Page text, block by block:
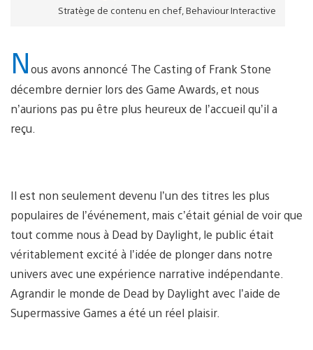
Stratège de contenu en chef, Behaviour Interactive
Nous avons annoncé The Casting of Frank Stone
décembre dernier lors des Game Awards, et nous
n’aurions pas pu être plus heureux de l’accueil qu’il a
reçu.
Il est non seulement devenu l’un des titres les plus
populaires de l’événement, mais c’était génial de voir que
tout comme nous à Dead by Daylight, le public était
véritablement excité à l’idée de plonger dans notre
univers avec une expérience narrative indépendante.
Agrandir le monde de Dead by Daylight avec l’aide de
Supermassive Games a été un réel plaisir.